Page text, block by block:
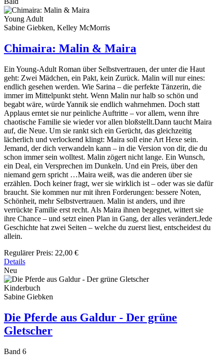
Young Adult
Sabine Giebken, Kelley McMorris
Chimaira: Malin & Maira
Ein Young-Adult Roman über Selbstvertrauen, der unter die Haut
geht: Zwei Mädchen, ein Pakt, kein Zurück. Malin will nur eines:
endlich gesehen werden. Wie Sarina – die perfekte Tänzerin, die
immer im Mittelpunkt steht. Wenn Malin nur halb so schön und
begabt wäre, würde Yannik sie endlich wahrnehmen. Doch statt
Applaus erntet sie nur peinliche Auftritte – vor allem, wenn ihre
chaotische Familie sie wieder vor allen bloßstellt.Dann taucht Maira
auf, die Neue. Um sie rankt sich ein Gerücht, das gleichzeitig
lächerlich und verlockend klingt: Maira soll eine Art Hexe sein.
Jemand, der dich verwandeln kann – in die Version von dir, die du
schon immer sein wolltest. Malin zögert nicht lange. Ein Wunsch,
ein Deal, ein Versprechen im Dunkeln. Und ein Preis, über den
niemand gern spricht …Maira weiß, was die anderen über sie
erzählen. Doch keiner fragt, wer sie wirklich ist – oder was sie dafür
braucht. Sie kommen nur mit ihren Forderungen: bessere Noten,
Schönheit, mehr Selbstvertrauen. Malin ist anders, und ihre
verrückte Familie erst recht. Als Maira ihnen begegnet, wittert sie
ihre Chance – und setzt einen Plan in Gang, der alles verändert.Jede
Geschichte hat zwei Seiten – welche du zuerst liest, entscheidest du
allein.
Regulärer Preis: 22,00 €
Details
Neu
Kinderbuch
Sabine Giebken
Die Pferde aus Galdur - Der grüne
Gletscher
Band 6